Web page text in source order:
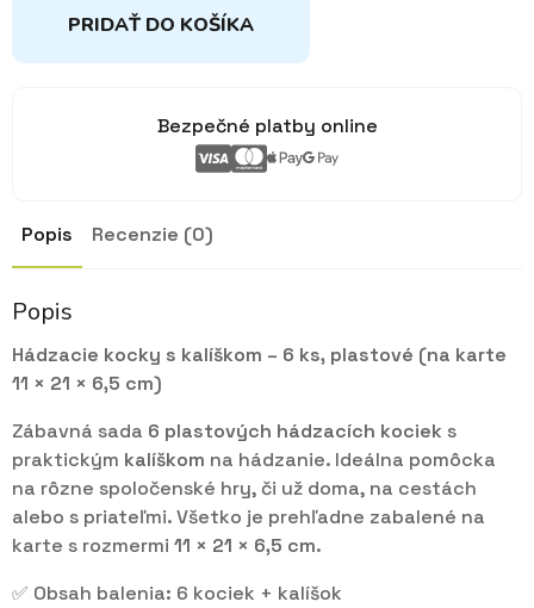
PRIDAŤ DO KOŠÍKA
Bezpečné platby online
Popis Recenzie (0)
Popis
Hádzacie kocky s kalíškom – 6 ks, plastové (na karte
11 × 21 × 6,5 cm)
Zábavná sada 6 plastových hádzacích kociek s
praktickým kalíškom na hádzanie. Ideálna pomôcka
na rôzne spoločenské hry, či už doma, na cestách
alebo s priateľmi. Všetko je prehľadne zabalené na
karte s rozmermi 11 × 21 × 6,5 cm.
✅ Obsah balenia: 6 kociek + kalíšok